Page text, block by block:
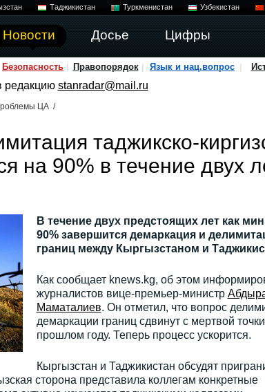
Таджикистан Туркменистан Узбекистан
Новости Досье Цифры
Безопасность Правопорядок Язык и нац.вопрос
редакцию stanradar@mail.ru
ЦА /
таджикско-
на 90% в течение двух
В течение двух предстоящих лет как
90% завершится демаркация и
границ между Кыргызстаном и
Как сообщает knews.kg, об этом
журналистов вице-премьер-министр
Маматалиев. Он отметил, что вопрос
демаркации границ сдвинут с мертвой
прошлом году. Теперь процесс ускорится.
Кыргызстан и Таджикистан обсудят
сторона представила коллегам конкретные